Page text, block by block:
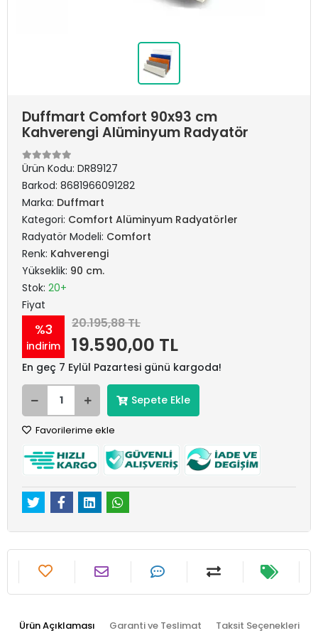
Duffmart Comfort 90x93 cm
Kahverengi Alüminyum Radyatör
Ürün Kodu: DR89127
Barkod: 8681966091282
Marka: Duffmart
Kategori: Comfort Alüminyum Radyatörler
Radyatör Modeli: Comfort
Renk: Kahverengi
Yükseklik: 90 cm.
Stok: 20+
Fiyat
%3
indirim
20.195,88 TL
19.590,00 TL
En geç 7 Eylül Pazartesi günü kargoda!
Sepete Ekle
Favorilerime ekle
Ürün Açıklaması Garanti ve Teslimat Taksit Seçenekleri